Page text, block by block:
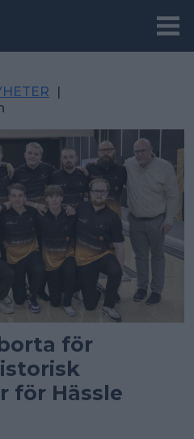
|
för
för Hässle